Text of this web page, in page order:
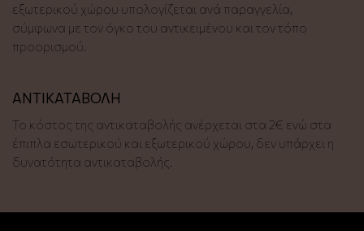
εξωτερικού χώρου υπολογίζεται ανά παραγγελία,
σύμφωνα με τον όγκο του αντικειμένου και τον τόπο
προορισμού.
ΑΝΤΙΚΑΤΑΒΟΛΗ
Το κόστος της αντικαταβολής ανέρχεται στα 2€ ενώ στα
έπιπλα εσωτερικού και εξωτερικού χώρου, δεν υπάρχει η
δυνατότητα αντικαταβολής.